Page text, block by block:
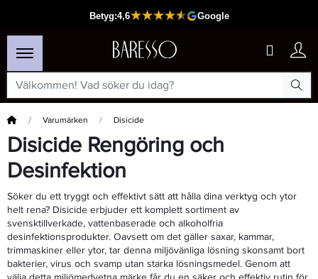
Hem Varumärken Disicide
Disicide Rengöring och
Desinfektion
Söker du ett tryggt och effektivt sätt att hålla dina verktyg och ytor
helt rena? Disicide erbjuder ett komplett sortiment av
svensktillverkade, vattenbaserade och alkoholfria
desinfektionsprodukter. Oavsett om det gäller saxar, kammar,
trimmaskiner eller ytor, tar denna miljövänliga lösning skonsamt bort
bakterier, virus och svamp utan starka lösningsmedel. Genom att